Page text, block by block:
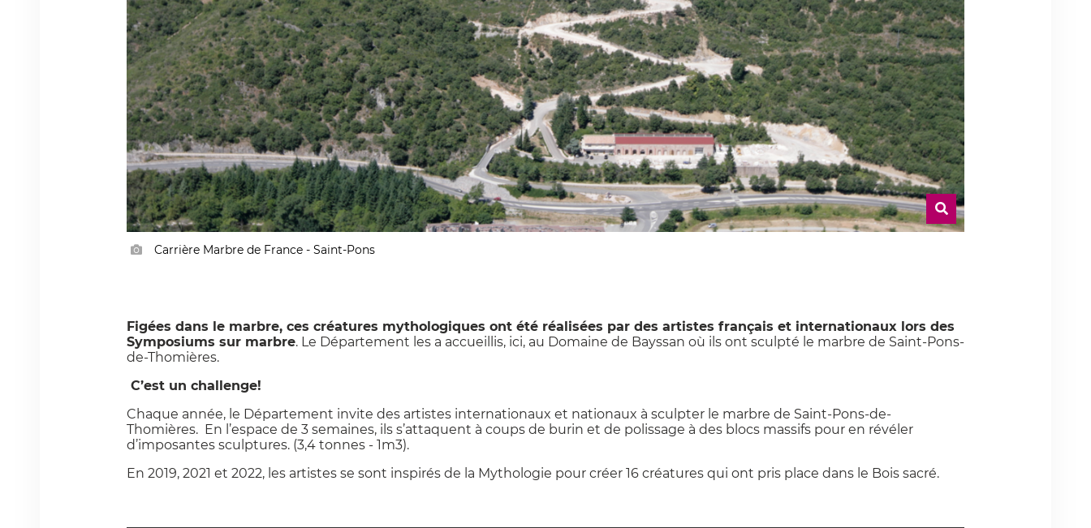
Carrière Marbre de France - Saint-Pons
Figées dans le marbre, ces créatures mythologiques ont été réalisées par des artistes français et internationaux lors des
Symposiums sur marbre. Le Département les a accueillis, ici, au Domaine de Bayssan où ils ont sculpté le marbre de Saint-Pons-
de-Thomières.
C’est un challenge!
Chaque année, le Département invite des artistes internationaux et nationaux à sculpter le marbre de Saint-Pons-de-
Thomières. En l’espace de 3 semaines, ils s’attaquent à coups de burin et de polissage à des blocs massifs pour en révéler
d’imposantes sculptures. (3,4 tonnes - 1m3).
En 2019, 2021 et 2022, les artistes se sont inspirés de la Mythologie pour créer 16 créatures qui ont pris place dans le Bois sacré.